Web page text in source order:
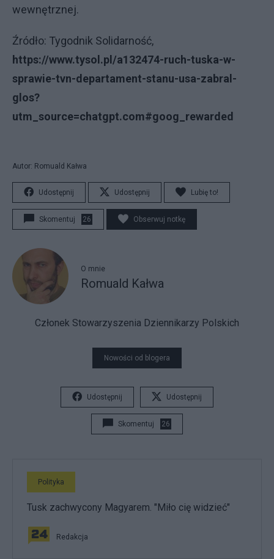
wewnętrznej.
Źródło: Tygodnik Solidarność,
https://www.tysol.pl/a132474-ruch-tuska-w-
sprawie-tvn-departament-stanu-usa-zabral-
glos?
utm_source=chatgpt.com#goog_rewarded
Autor: Romuald Kałwa
Udostępnij Udostępnij Lubię to!
Skomentuj 26 Obserwuj notkę
O mnie
Romuald Kałwa
Członek Stowarzyszenia Dziennikarzy Polskich
Nowości od blogera
Udostępnij Udostępnij
Skomentuj 26
Polityka
Tusk zachwycony Magyarem. "Miło cię widzieć"
Redakcja